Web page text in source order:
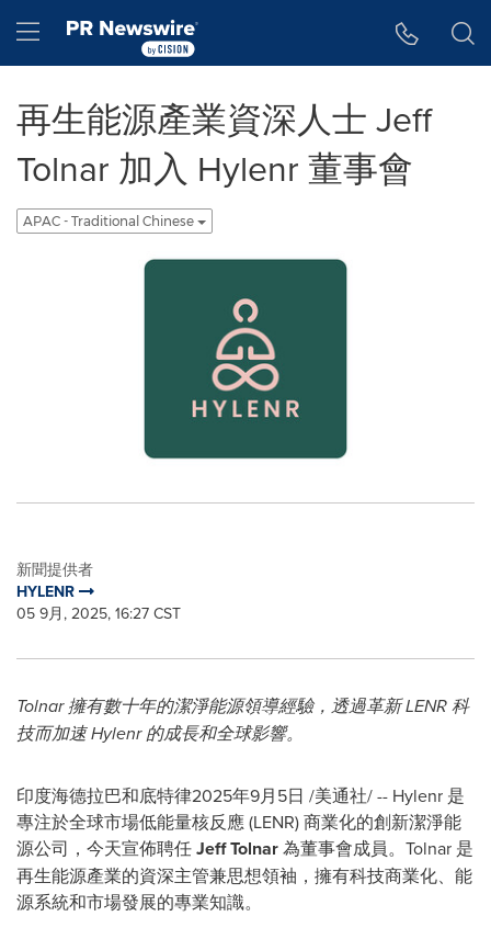
Hamburger menu
再生能源產業資深人士 Jeff
Tolnar 加入 Hylenr 董事會
APAC - Traditional Chinese
新聞提供者
HYLENR
05 9月, 2025, 16:27 CST
Tolnar 擁有數十年的潔淨能源領導經驗，透過革新 LENR 科
技而加速 Hylenr 的成長和全球影響。
印度海德拉巴和底特律2025年9月5日 /美通社/ -- Hylenr 是
專注於全球市場低能量核反應 (LENR) 商業化的創新潔淨能
源公司，今天宣佈聘任Jeff Tolnar為董事會成員。Tolnar 是
再生能源產業的資深主管兼思想領袖，擁有科技商業化、能
源系統和市場發展的專業知識。